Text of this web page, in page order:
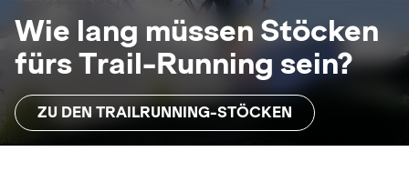
Wie lang müssen Stöcken
fürs Trail-Running sein?
ZU DEN TRAILRUNNING-STÖCKEN